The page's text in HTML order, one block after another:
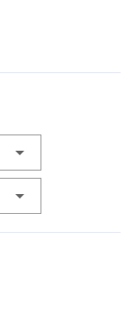
arrow_drop_down
arrow_drop_down